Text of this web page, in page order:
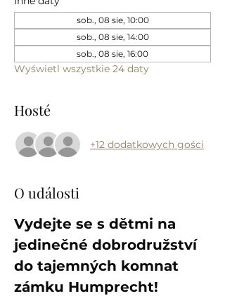
sob., 08 sie, 10:00
sob., 08 sie, 14:00
sob., 08 sie, 16:00
Wyświetl wszystkie 24 daty
Hosté
+12 dodatkowych gości
O události
Vydejte se s dětmi na
jedinečné dobrodružství
do tajemných komnat
zámku Humprecht!